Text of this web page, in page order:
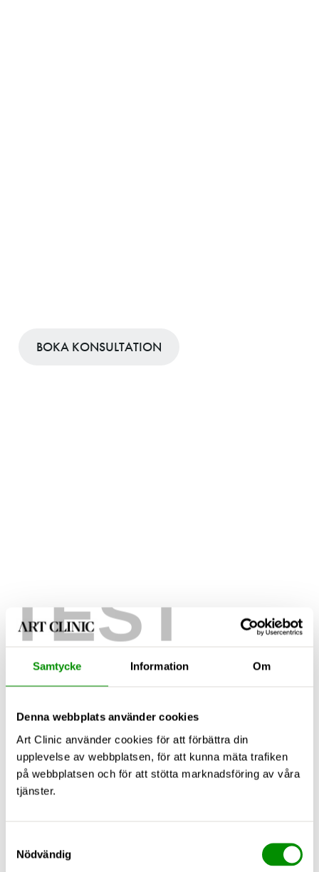
TEST
Samtycke Information Om
Denna webbplats använder cookies
Art Clinic använder cookies för att förbättra din
upplevelse av webbplatsen, för att kunna mäta trafiken
på webbplatsen och för att stötta marknadsföring av våra
tjänster.
Nödvändig
BOKA KONSULTATION